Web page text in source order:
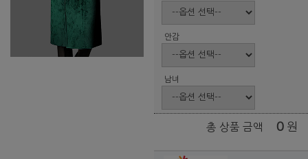
안감
남녀
총 상품 금액 0 원